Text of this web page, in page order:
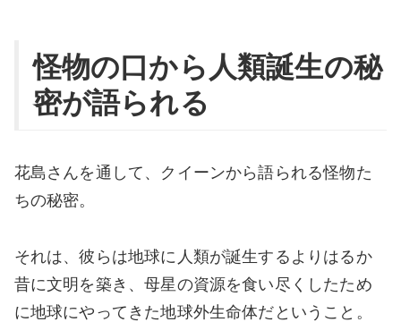
怪物の口から人類誕生の秘
密が語られる
花島さんを通して、クイーンから語られる怪物た
ちの秘密。
それは、彼らは地球に人類が誕生するよりはるか
昔に文明を築き、母星の資源を食い尽くしたため
に地球にやってきた地球外生命体だということ。